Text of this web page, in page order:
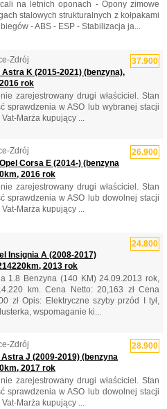
na letnich oponach - Opony zimowe
stalowych strukturalnych z kołpakami
- ABS - ESP - Stabilizacja ja...
37.900
Zdrój
Astra K (2015-2021) (benzyna),
rok
zarejestrowany drugi właściciel. Stan
sprawdzenia w ASO lub wybranej stacji
Marża kupujący ...
26.900
Zdrój
Corsa E (2014-) (benzyna
2016 rok
zarejestrowany drugi właściciel. Stan
sprawdzenia w ASO lub dowolnej stacji
Marża kupujący ...
24.800
Insignia A (2008-2017)
2013 rok
1.8 Benzyna (140 KM) 24.09.2013 rok,
km. Cena Netto: 20,163 zł Cena
zł Opis: Elektryczne szyby przód I tył,
wspomaganie ki...
28.900
Zdrój
Astra J (2009-2019) (benzyna
2017 rok
zarejestrowany drugi właściciel. Stan
sprawdzenia w ASO lub dowolnej stacji
Marża kupujący ...